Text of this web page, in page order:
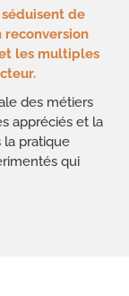
séduisent de
reconversion
les multiples
des métiers
appréciés et la
la pratique
qui